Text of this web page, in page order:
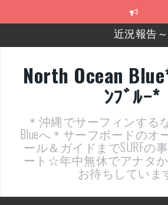
2026年明けまし
近況報告ww
ヤッチマッターー
支部長就任報告と支部予選
North Ocean
ﾝﾌﾞﾙｰ*
＊沖縄でサーフィンするな
Blueへ＊サーフボードのオ
ール＆ガイドまでSURFの
ート☆年中無休でアナタ
お待ちしていま